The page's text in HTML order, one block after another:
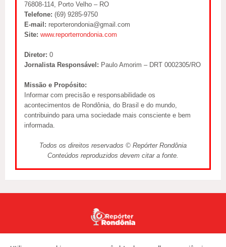
76808-114, Porto Velho – RO
Telefone: (69) 9285-9750
E-mail: reporterondonia@gmail.com
Site: www.reporterrondonia.com
Diretor: 0
Jornalista Responsável: Paulo Amorim – DRT 0002305/RO
Missão e Propósito:
Informar com precisão e responsabilidade os
acontecimentos de Rondônia, do Brasil e do mundo,
contribuindo para uma sociedade mais consciente e bem
informada.
Todos os direitos reservados © Repórter Rondônia
Conteúdos reproduzidos devem citar a fonte.